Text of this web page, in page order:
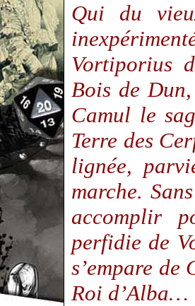
Qui du
Vortiporius
Bois de
Camul le
Terre des
lignée,
marche.
accomplir
perfidie de
s’empare
Roi d’Alba…